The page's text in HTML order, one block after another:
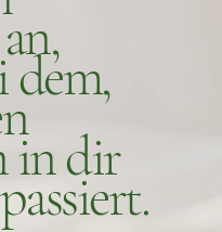
dem,
in dir